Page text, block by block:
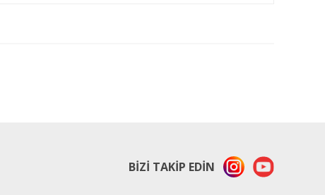
BİZİ TAKİP EDİN